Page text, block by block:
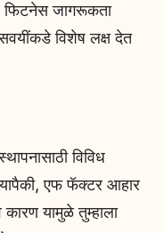
फिटनेस जागरूकता
सवयींकडे विशेष लक्ष देत
विविध
एफ फॅक्टर आहार
यामुळे तुम्हाला